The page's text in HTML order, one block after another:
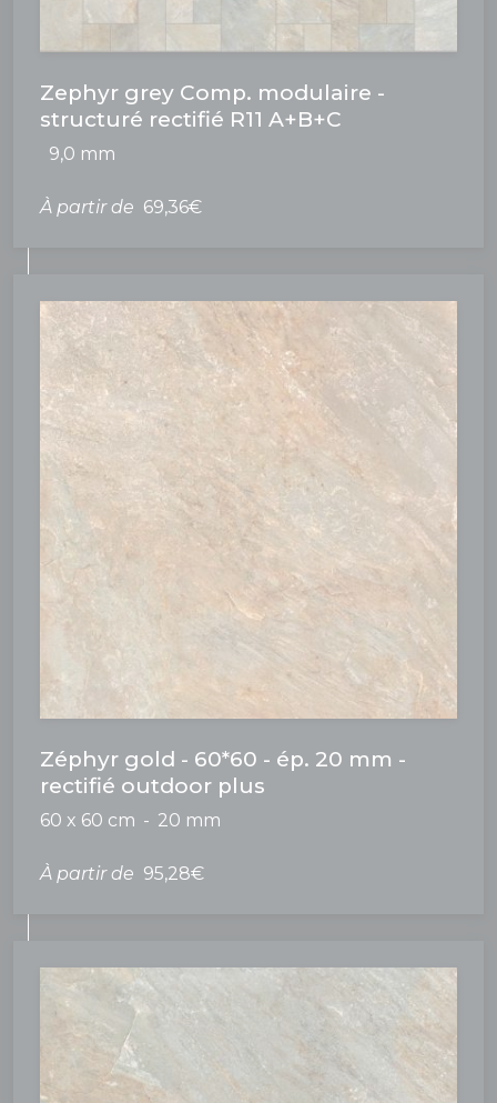
Zephyr grey Comp. modulaire -
structuré rectifié R11 A+B+C
9,0 mm
À partir de 69,36€
Zéphyr gold - 60*60 - ép. 20 mm -
rectifié outdoor plus
60 x 60 cm 20 mm
À partir de 95,28€